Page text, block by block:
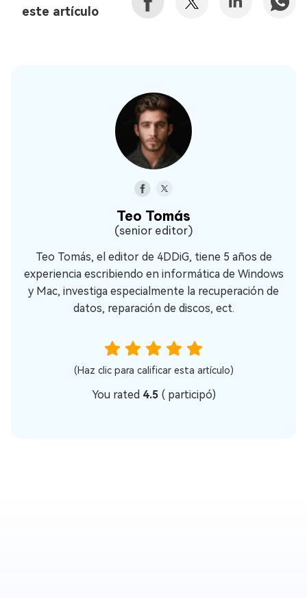
este artículo
Teo Tomás
(senior editor)
Teo Tomás, el editor de 4DDiG, tiene 5 años de
experiencia escribiendo en informática de Windows
y Mac, investiga especialmente la recuperación de
datos, reparación de discos, ect.
(Haz clic para calificar esta artículo)
You rated 4.5 (participó)